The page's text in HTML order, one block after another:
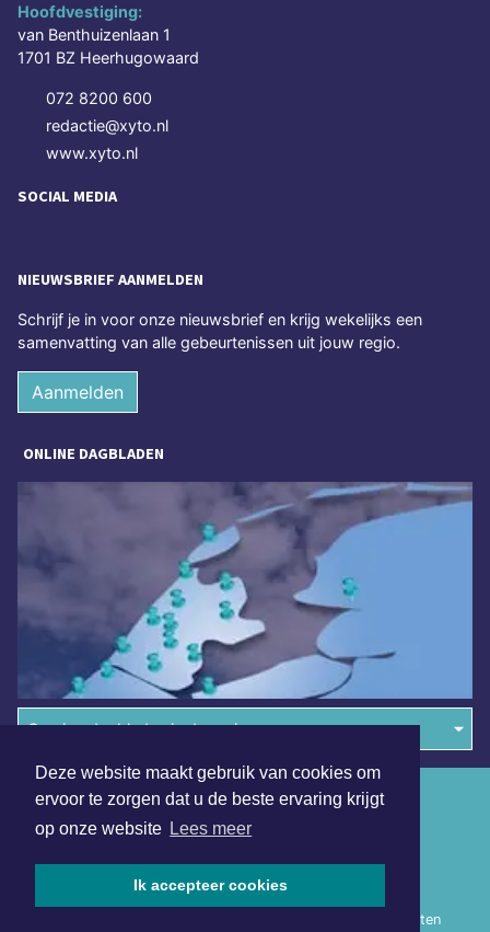
Deze website maakt gebruik van cookies om
ervoor te zorgen dat u de beste ervaring krijgt
op onze website Lees meer
Ik accepteer cookies
Hoofdvestiging:
van Benthuizenlaan 1
1701 BZ Heerhugowaard
072 8200 600
redactie@xyto.nl
www.xyto.nl
SOCIAL MEDIA
NIEUWSBRIEF AANMELDEN
Schrijf je in voor onze nieuwsbrief en krijg wekelijks een
samenvatting van alle gebeurtenissen uit jouw regio.
Aanmelden
ONLINE DAGBLADEN
Overige dagbladen in de regio
Copyright (c) 2026 | Haarlemmermeerdagblad.nl - Alle rechten
Algemene voorwaarden
Disclaimer